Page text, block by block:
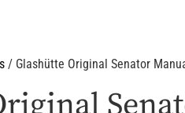
/ Glashütte Original Senator